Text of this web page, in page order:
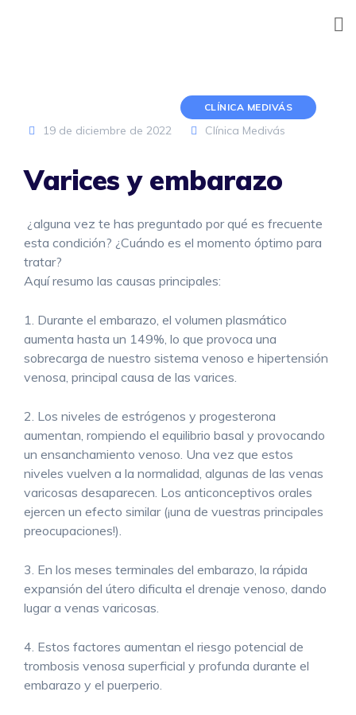
CLÍNICA MEDIVÁS
19 de diciembre de 2022 Clínica Medivás
Varices y embarazo
¿alguna vez te has preguntado por qué es frecuente
esta condición? ¿Cuándo es el momento óptimo para
tratar?
Aquí resumo las causas principales:
1. Durante el embarazo, el volumen plasmático
aumenta hasta un 149%, lo que provoca una
sobrecarga de nuestro sistema venoso e hipertensión
venosa, principal causa de las varices.
2. Los niveles de estrógenos y progesterona
aumentan, rompiendo el equilibrio basal y provocando
un ensanchamiento venoso. Una vez que estos
niveles vuelven a la normalidad, algunas de las venas
varicosas desaparecen. Los anticonceptivos orales
ejercen un efecto similar (¡una de vuestras principales
preocupaciones!).
3. En los meses terminales del embarazo, la rápida
expansión del útero dificulta el drenaje venoso, dando
lugar a venas varicosas.
4. Estos factores aumentan el riesgo potencial de
trombosis venosa superficial y profunda durante el
embarazo y el puerperio.